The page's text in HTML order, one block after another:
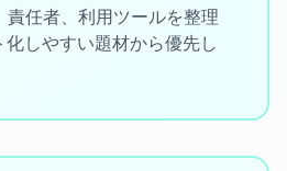
責任者、利用ツールを整理
化しやすい題材から優先し